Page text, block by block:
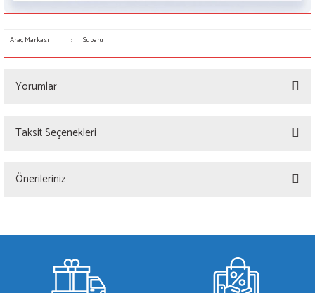
Araç Markası : Subaru
Yorumlar
Taksit Seçenekleri
Önerileriniz
gördüğünüz noktaları öneri formunu kullanarak tarafımıza iletebilirsiniz.
Ürün resmi kalitesiz, bozuk veya görüntülenemiyor.